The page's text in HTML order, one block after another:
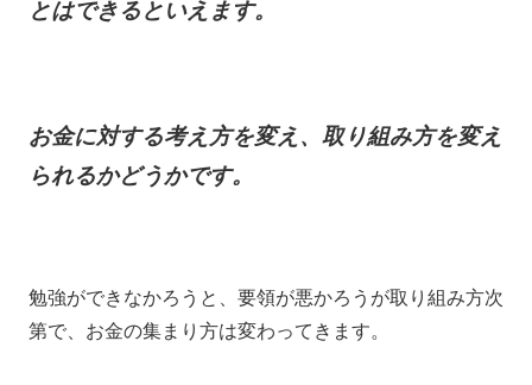
とはできるといえます。
お金に対する考え方を変え、取り組み方を変え
られるかどうかです。
勉強ができなかろうと、要領が悪かろうが取り組み方次
第で、お金の集まり方は変わってきます。